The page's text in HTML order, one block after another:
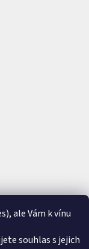
ale Vám k vínu
souhlas s jejich